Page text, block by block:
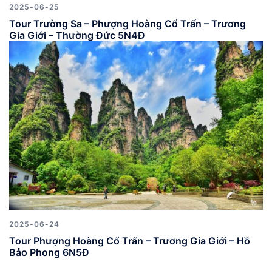
2025-06-25
Tour Trường Sa – Phượng Hoàng Cổ Trấn – Trương
Gia Giới – Thường Đức 5N4Đ
2025-06-24
Tour Phượng Hoàng Cổ Trấn – Trương Gia Giới – Hồ
Bảo Phong 6N5Đ